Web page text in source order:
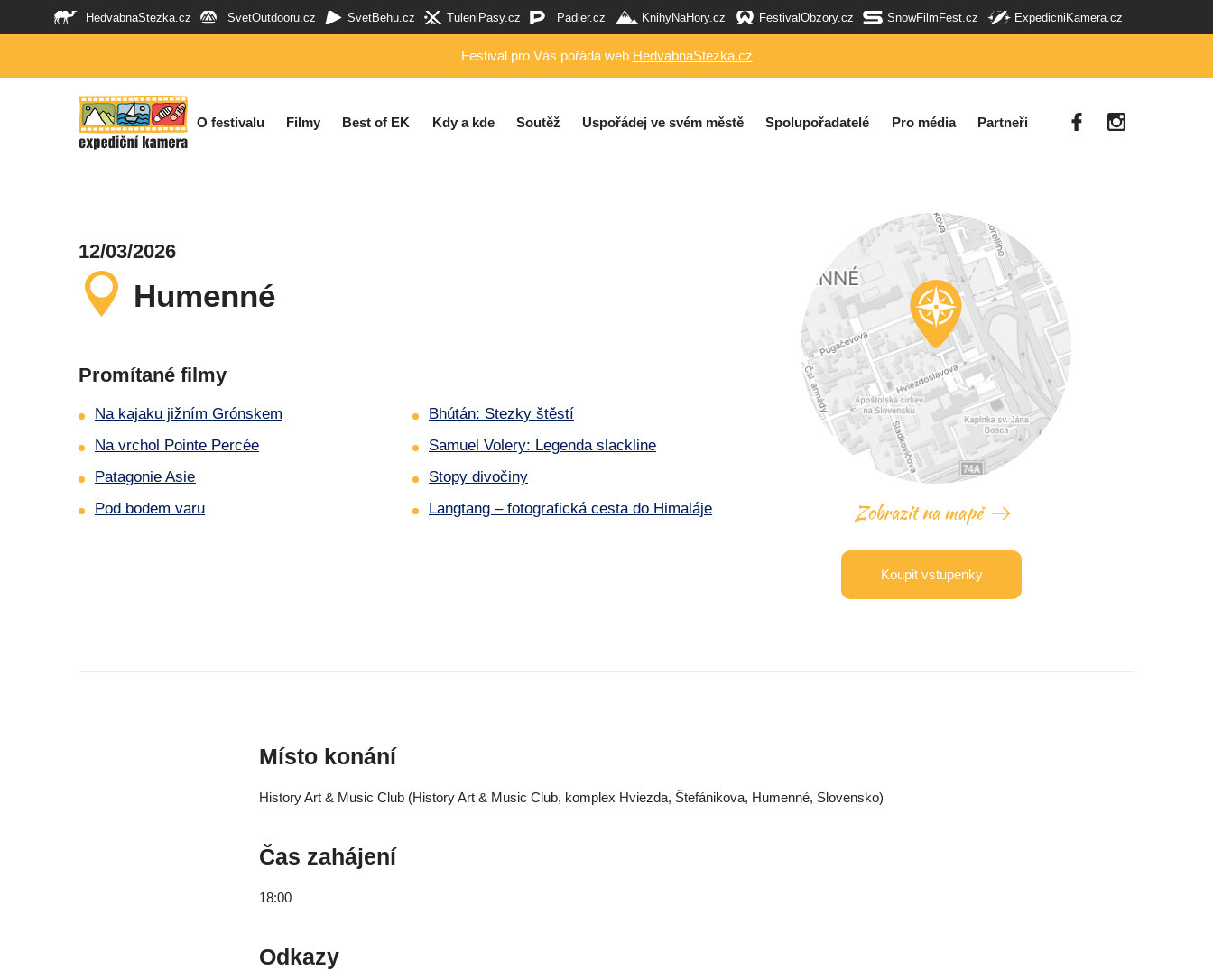
HedvabnaStezka.cz SvetOutdooru.cz SvetBehu.cz TuleniPasy.cz Padler.cz KnihyNaHory.cz FestivalObzory.cz SnowFilmFest.cz ExpedicniKamera.cz
Festival pro Vás pořádá web HedvabnaStezka.cz
O festivalu Filmy Best of EK Kdy a kde Soutěž Uspořádej ve svém městě Spolupořadatelé Pro média Partneři
12/03/2026
Humenné
Promítané filmy
Na kajaku jižním Grónskem
Na vrchol Pointe Percée
Patagonie Asie
Pod bodem varu
Bhútán: Stezky štěstí
Samuel Volery: Legenda slackline
Stopy divočiny
Langtang – fotografická cesta do Himaláje
Zobrazit na mapě
Koupit vstupenky
Místo konání
History Art & Music Club (History Art & Music Club, komplex Hviezda, Štefánikova, Humenné, Slovensko)
Čas zahájení
18:00
Odkazy